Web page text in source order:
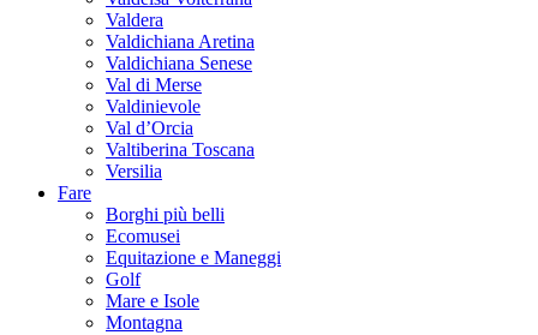
Valdera
Valdichiana Aretina
Valdichiana Senese
Val di Merse
Valdinievole
Val d’Orcia
Valtiberina Toscana
Versilia
Fare
Borghi più belli
Ecomusei
Equitazione e Maneggi
Golf
Mare e Isole
Montagna